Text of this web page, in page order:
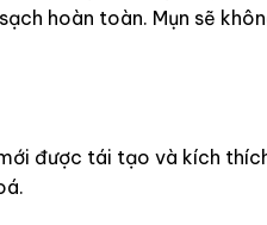
hoàn toàn. Mụn sẽ
được tái tạo và kích